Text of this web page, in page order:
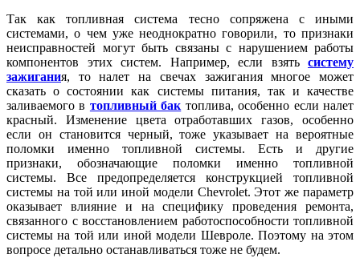
Так как топливная система тесно сопряжена с иными
системами, о чем уже неоднократно говорили, то признаки
неисправностей могут быть связаны с нарушением работы
компонентов этих систем. Например, если взять систему
зажигания, то налет на свечах зажигания многое может
сказать о состоянии как системы питания, так и качестве
заливаемого в топливный бак топлива, особенно если налет
красный. Изменение цвета отработавших газов, особенно
если он становится черный, тоже указывает на вероятные
поломки именно топливной системы. Есть и другие
признаки, обозначающие поломки именно топливной
системы. Все предопределяется конструкцией топливной
системы на той или иной модели Chevrolet. Этот же параметр
оказывает влияние и на специфику проведения ремонта,
связанного с восстановлением работоспособности топливной
системы на той или иной модели Шевроле. Поэтому на этом
вопросе детально останавливаться тоже не будем.